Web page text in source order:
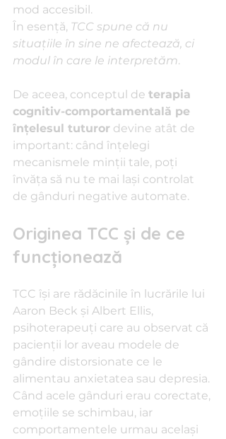
mod accesibil.
În esență, TCC spune că nu
situațiile în sine ne afectează, ci
modul în care le interpretăm.
De aceea, conceptul de terapia
cognitiv-comportamentală pe
înțelesul tuturor devine atât de
important: când înțelegi
mecanismele minții tale, poți
învăța să nu te mai lași controlat
de gânduri negative automate.
Originea TCC și de ce
funcționează
TCC își are rădăcinile în lucrările lui
Aaron Beck și Albert Ellis,
psihoterapeuți care au observat că
pacienții lor aveau modele de
gândire distorsionate ce le
alimentau anxietatea sau depresia.
Când acele gânduri erau corectate,
emoțiile se schimbau, iar
comportamentele urmau același